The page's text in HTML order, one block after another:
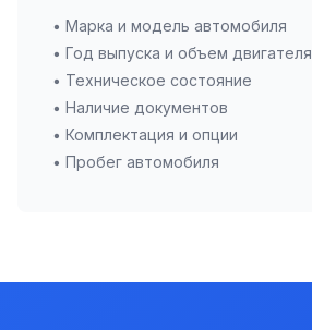
• Марка и модель автомобиля
• Год выпуска и объем двигателя
• Техническое состояние
• Наличие документов
• Комплектация и опции
• Пробег автомобиля